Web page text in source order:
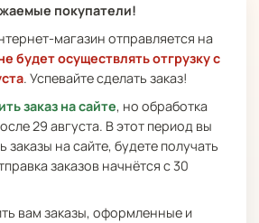
покупатели!
магазин отправляется на
будет осуществлять отгрузку с
. Успевайте сделать заказ!
заказ на сайте, но обработка
29 августа. В этот период вы
на сайте, будете получать
заказов начнётся с 30
вам заказы, оформленные и